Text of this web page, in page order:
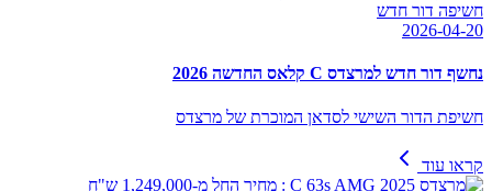
חשיפה דור חדש
2026-04-20
נחשף דור חדש למרצדס C קלאס החדשה 2026
חשיפת הדור השישי לסדאן המוכרת של מרצדס
קראו עוד